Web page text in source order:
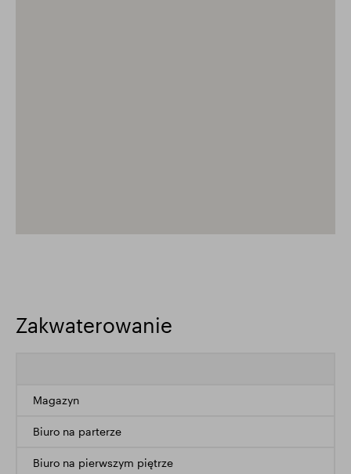
Zakwaterowanie
Magazyn
Biuro na parterze
Biuro na pierwszym piętrze